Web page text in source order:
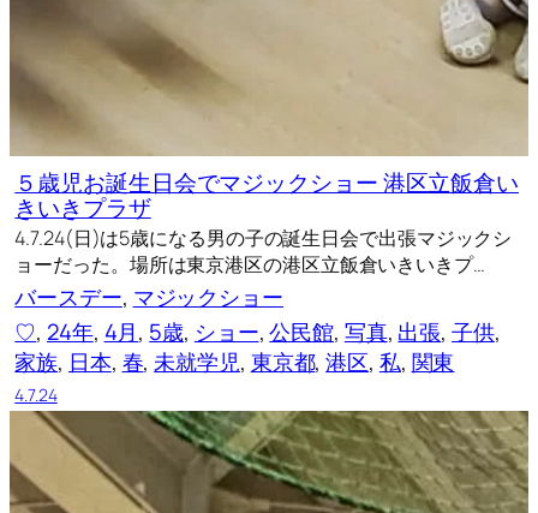
５歳児お誕生日会でマジックショー 港区立飯倉い
きいきプラザ
4.7.24(日)は5歳になる男の子の誕生日会で出張マジックシ
ョーだった。場所は東京港区の港区立飯倉いきいきプ…
バースデー, マジックショー
♡, 24年, 4月, 5歳, ショー, 公民館, 写真, 出張, 子供
家族, 日本, 春, 未就学児, 東京都, 港区, 私, 関東
4.7.24